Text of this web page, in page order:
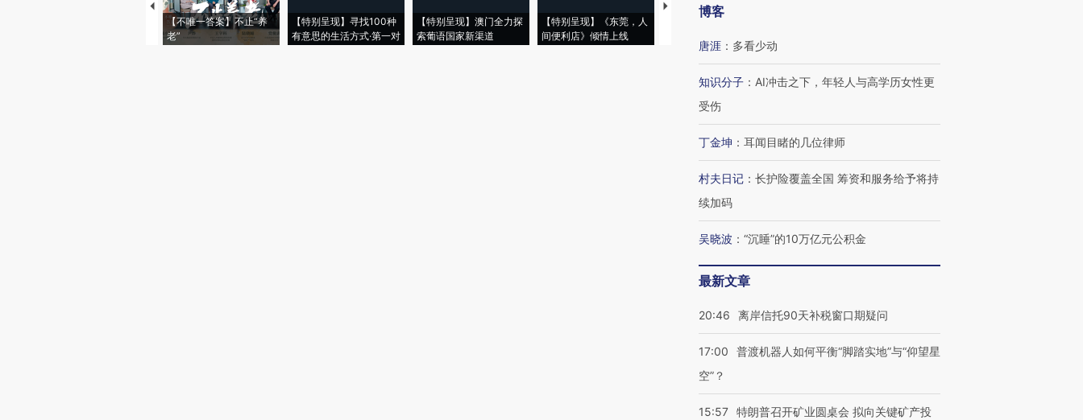
【不唯一答案】不止“养
老”
【特别呈现】寻找100种
有意思的生活方式·第一对
【特别呈现】澳门全力探
索葡语国家新渠道
【特别呈现】《东莞，人
间便利店》倾情上线
【推广】走进第四届链博
会，让数智科技“链”接产
博客
唐涯 ： 多看少动
知识分子 ： AI冲击之下，年轻人与高学历女性更
受伤
丁金坤 ： 耳闻目睹的几位律师
村夫日记 ： 长护险覆盖全国 筹资和服务给予将持
续加码
吴晓波 ： “沉睡”的10万亿元公积金
最新文章
20:46 离岸信托90天补税窗口期疑问
17:00
普渡机器人如何平衡“脚踏实地”与“仰望星
空”？
15:57 特朗普召开矿业圆桌会 拟向关键矿产投